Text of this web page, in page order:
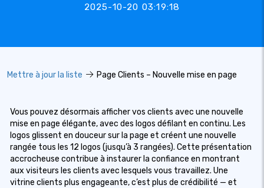
2025-10-20 03:19:18
Mettre à jour la liste Page Clients – Nouvelle mise en page
Vous pouvez désormais afficher vos clients avec une nouvelle
mise en page élégante, avec des logos défilant en continu. Les
logos glissent en douceur sur la page et créent une nouvelle
rangée tous les 12 logos (jusqu’à 3 rangées). Cette présentation
accrocheuse contribue à instaurer la confiance en montrant
aux visiteurs les clients avec lesquels vous travaillez. Une
vitrine clients plus engageante, c’est plus de crédibilité — et